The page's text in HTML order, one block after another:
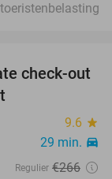
57%
check-out
9.6 star
29 min. directions_car
Regulier €266